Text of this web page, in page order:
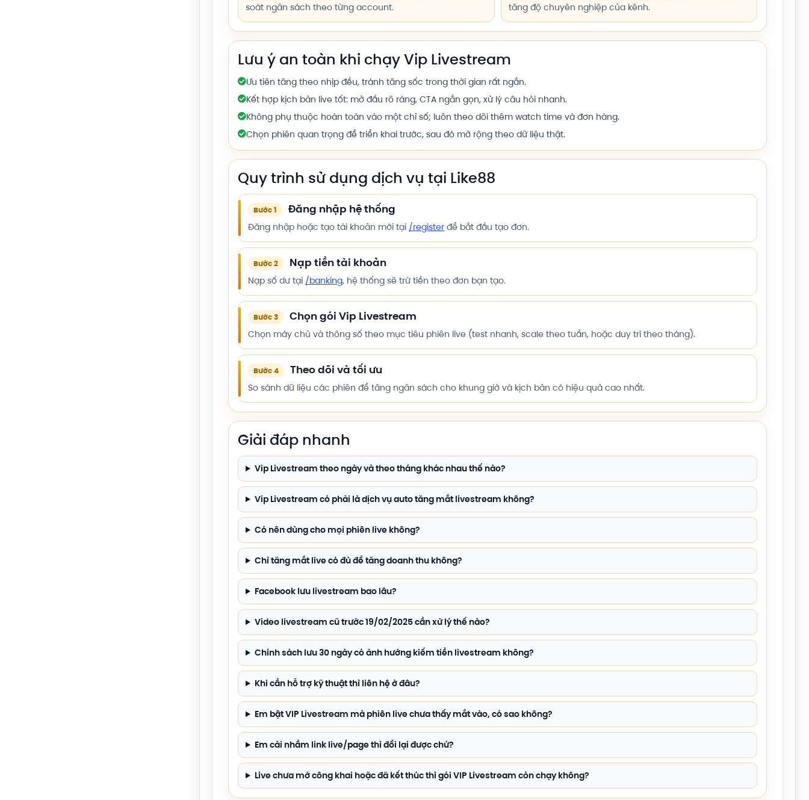
soát ngân sách theo từng account.
tăng độ chuyên nghiệp của kênh.
Lưu ý an toàn khi chạy Vip Livestream
Ưu tiên tăng theo nhịp đều, tránh tăng sốc trong thời gian rất ngắn.
Kết hợp kịch bản live tốt: mở đầu rõ ràng, CTA ngắn gọn, xử lý câu hỏi nhanh.
Không phụ thuộc hoàn toàn vào một chỉ số; luôn theo dõi thêm watch time và đơn hàng.
Chọn phiên quan trọng để triển khai trước, sau đó mở rộng theo dữ liệu thật.
Quy trình sử dụng dịch vụ tại Like88
Bước 1 Đăng nhập hệ thống
Đăng nhập hoặc tạo tài khoản mới tại /register để bắt đầu tạo đơn.
Bước 2 Nạp tiền tài khoản
Nạp số dư tại /banking, hệ thống sẽ trừ tiền theo đơn bạn tạo.
Bước 3 Chọn gói Vip Livestream
Chọn máy chủ và thông số theo mục tiêu phiên live (test nhanh, scale theo tuần, hoặc duy trì theo tháng).
Bước 4 Theo dõi và tối ưu
So sánh dữ liệu các phiên để tăng ngân sách cho khung giờ và kịch bản có hiệu quả cao nhất.
Giải đáp nhanh
Vip Livestream theo ngày và theo tháng khác nhau thế nào?
Vip Livestream có phải là dịch vụ auto tăng mắt livestream không?
Có nên dùng cho mọi phiên live không?
Chỉ tăng mắt live có đủ để tăng doanh thu không?
Facebook lưu livestream bao lâu?
Video livestream cũ trước 19/02/2025 cần xử lý thế nào?
Chính sách lưu 30 ngày có ảnh hưởng kiếm tiền livestream không?
Khi cần hỗ trợ kỹ thuật thì liên hệ ở đâu?
Em bật VIP Livestream mà phiên live chưa thấy mắt vào, có sao không?
Em cài nhầm link live/page thì đổi lại được chứ?
Live chưa mở công khai hoặc đã kết thúc thì gói VIP Livestream còn chạy không?